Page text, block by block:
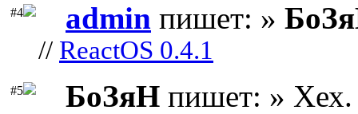
#4 admin пишет: »
// ReactOS 0.4.1
#5 БоЗяН пишет: » Хех.